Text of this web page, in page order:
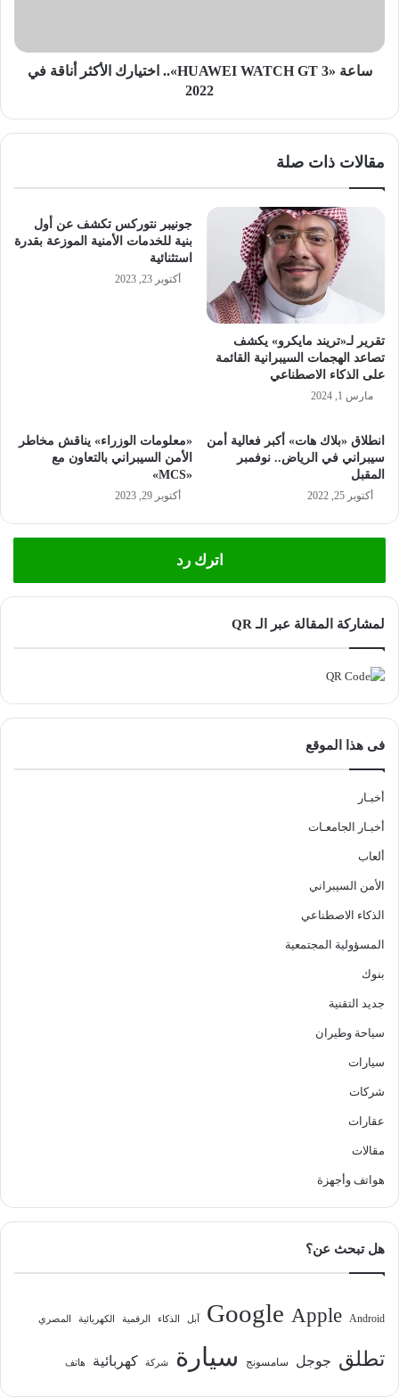
في
2022
ساعة «HUAWEI WATCH GT 3».. اختيارك الأكثر أناقة في
2022
مقالات ذات صلة
تقرير لـ«تريند مايكرو» يكشف
تصاعد الهجمات السيبرانية القائمة
على الذكاء الاصطناعي
مارس 1, 2024
جونيبر نتوركس تكشف عن أول
بنية للخدمات الأمنية الموزعة بقدرة
استثنائية
أكتوبر 23, 2023
انطلاق «بلاك هات» أكبر فعالية أمن
سيبراني في الرياض.. نوفمبر
المقبل
أكتوبر 25, 2022
«معلومات الوزراء» يناقش مخاطر
الأمن السيبراني بالتعاون مع
«MCS»
أكتوبر 29, 2023
اترك رد
لمشاركة المقالة عبر الـ QR
فى هذا الموقع
أخبـار
أخبـار الجامعـات
ألعاب
الأمن السيبراني
الذكاء الاصطناعي
المسؤولية المجتمعية
بنوك
جديد التقنية
سياحة وطيران
سيارات
شركات
عقارات
مقالات
هواتف وأجهزة
هل تبحث عن؟
Android
Apple
Google آبل الذكاء الرقمية الكهربائية المصري
تطلق جوجل سامسونج سيارة شركة كهربائية هاتف